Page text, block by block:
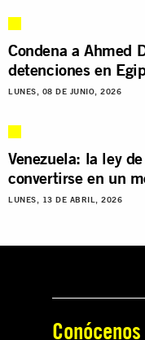
Condena a Ahmed
detenciones en
LUNES, 08 DE JUNIO, 2026
Venezuela: la ley
convertirse en un
LUNES, 13 DE ABRIL, 2026
Conócenos